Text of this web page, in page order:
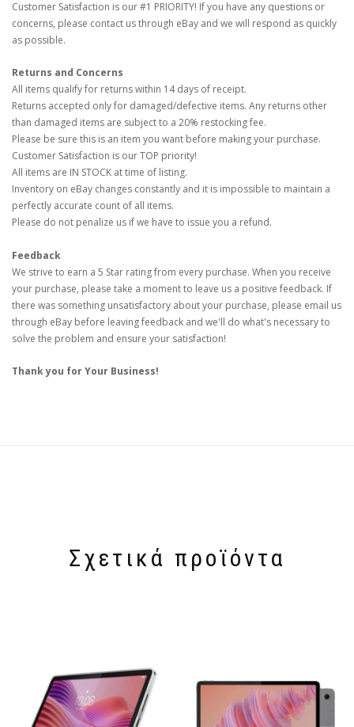
Customer Satisfaction is our #1 PRIORITY! If you have any questions or
concerns, please contact us through eBay and we will respond as quickly
as possible.
Returns and Concerns
All items qualify for returns within 14 days of receipt.
Returns accepted only for damaged/defective items. Any returns other
than damaged items are subject to a 20% restocking fee.
Please be sure this is an item you want before making your purchase.
Customer Satisfaction is our TOP priority!
All items are IN STOCK at time of listing.
Inventory on eBay changes constantly and it is impossible to maintain a
perfectly accurate count of all items.
Please do not penalize us if we have to issue you a refund.
Feedback
We strive to earn a 5 Star rating from every purchase. When you receive
your purchase, please take a moment to leave us a positive feedback. If
there was something unsatisfactory about your purchase, please email us
through eBay before leaving feedback and we'll do what's necessary to
solve the problem and ensure your satisfaction!
Thank you for Your Business!
Σχετικά προϊόντα